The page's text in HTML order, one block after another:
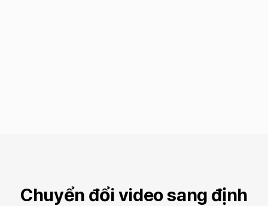
Chuyển đổi video sang định